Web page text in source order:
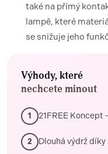
také na přímý
lampě, které
se snižuje jeho
Výhody, které
nechcete minout
1 21FREE Koncept
2 Dlouhá výdrž